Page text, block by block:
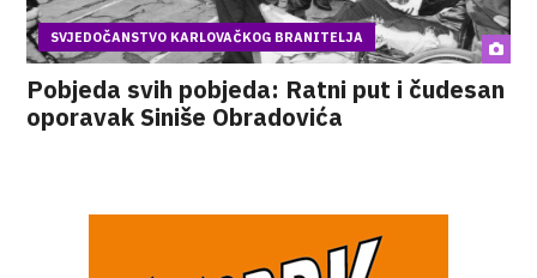
SVJEDOČANSTVO KARLOVAČKOG BRANITELJA
Pobjeda svih pobjeda: Ratni put i čudesan
oporavak Siniše Obradovića